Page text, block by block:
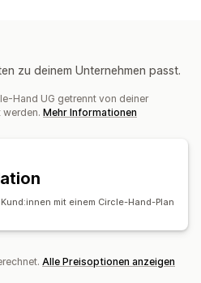
Mehrere Kanäle
der zurückgeführt
vorrätige Lagerbestände
Einblicke
Leistungskennzahlen
zu deinem Unternehmen passt.
Hand UG getrennt von deiner
Mehr Informationen
mit einem Circle-Hand-Plan
Alle Preisoptionen anzeigen